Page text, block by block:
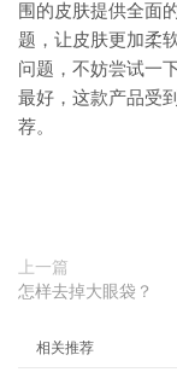
围的皮肤提供全面
题，让皮肤更加柔
问题，不妨尝试一
最好，这款产品受
荐。
上一篇
怎样去掉大眼袋？
相关推荐